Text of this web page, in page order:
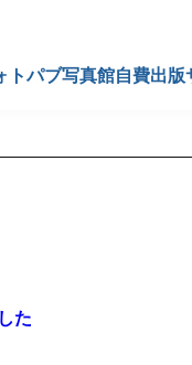
トパブ写真館自費出版
た